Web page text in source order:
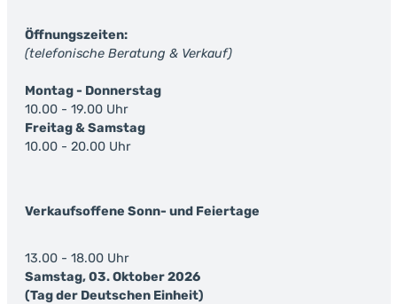
Öffnungszeiten:
(telefonische Beratung & Verkauf)
Montag - Donnerstag
10.00 - 19.00 Uhr
Freitag & Samstag
10.00 - 20.00 Uhr
Verkaufsoffene Sonn- und Feiertage
13.00 - 18.00 Uhr
Samstag, 03. Oktober 2026
(Tag der Deutschen Einheit)